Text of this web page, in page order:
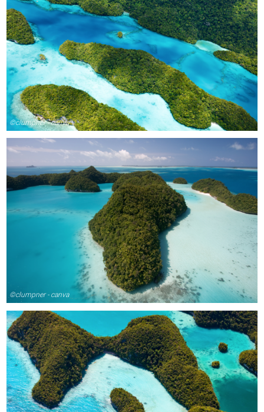
©clumpner - canva
©clumpner - canva